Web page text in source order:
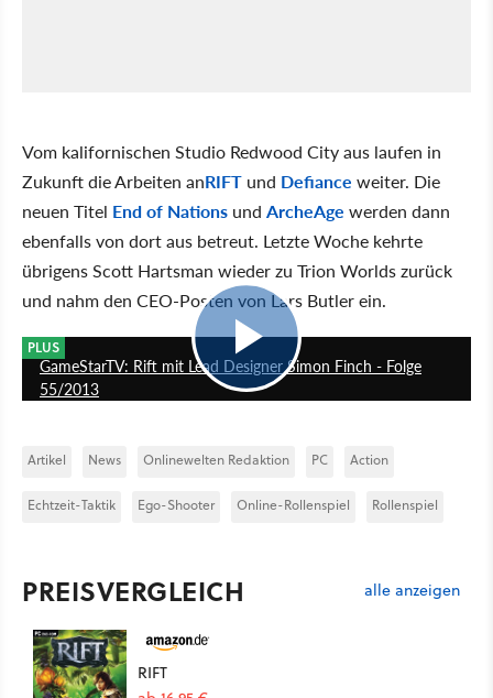
Vom kalifornischen Studio Redwood City aus laufen in
Zukunft die Arbeiten anRIFT und Defiance weiter. Die
neuen Titel End of Nations und ArcheAge werden dann
ebenfalls von dort aus betreut. Letzte Woche kehrte
übrigens Scott Hartsman wieder zu Trion Worlds zurück
und nahm den CEO-Posten von Lars Butler ein.
PLUS
GameStarTV: Rift mit Lead Designer Simon Finch - Folge
55/2013
Artikel News Onlinewelten Redaktion PC Action
Echtzeit-Taktik Ego-Shooter Online-Rollenspiel Rollenspiel
PREISVERGLEICH alle anzeigen
RIFT